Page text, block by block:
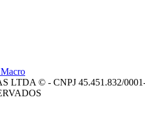
LTDA © - CNPJ 45.451.832/